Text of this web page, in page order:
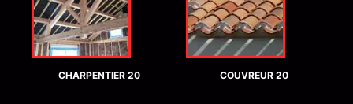
CHARPENTIER 20 COUVREUR 20